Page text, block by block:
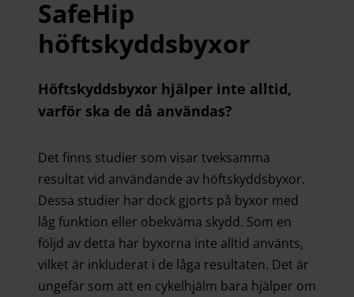
SafeHip
höftskyddsbyxor
Höftskyddsbyxor hjälper inte alltid,
varför ska de då användas?
Det finns studier som visar tveksamma
resultat vid användande av höftskyddsbyxor.
Dessa studier har dock gjorts på byxor med
låg funktion eller obekväma skydd. Som en
följd av detta har byxorna inte alltid använts,
vilket är inkluderat i de låga resultaten. Det är
ungefär som att en cykelhjälm bara hjälper om